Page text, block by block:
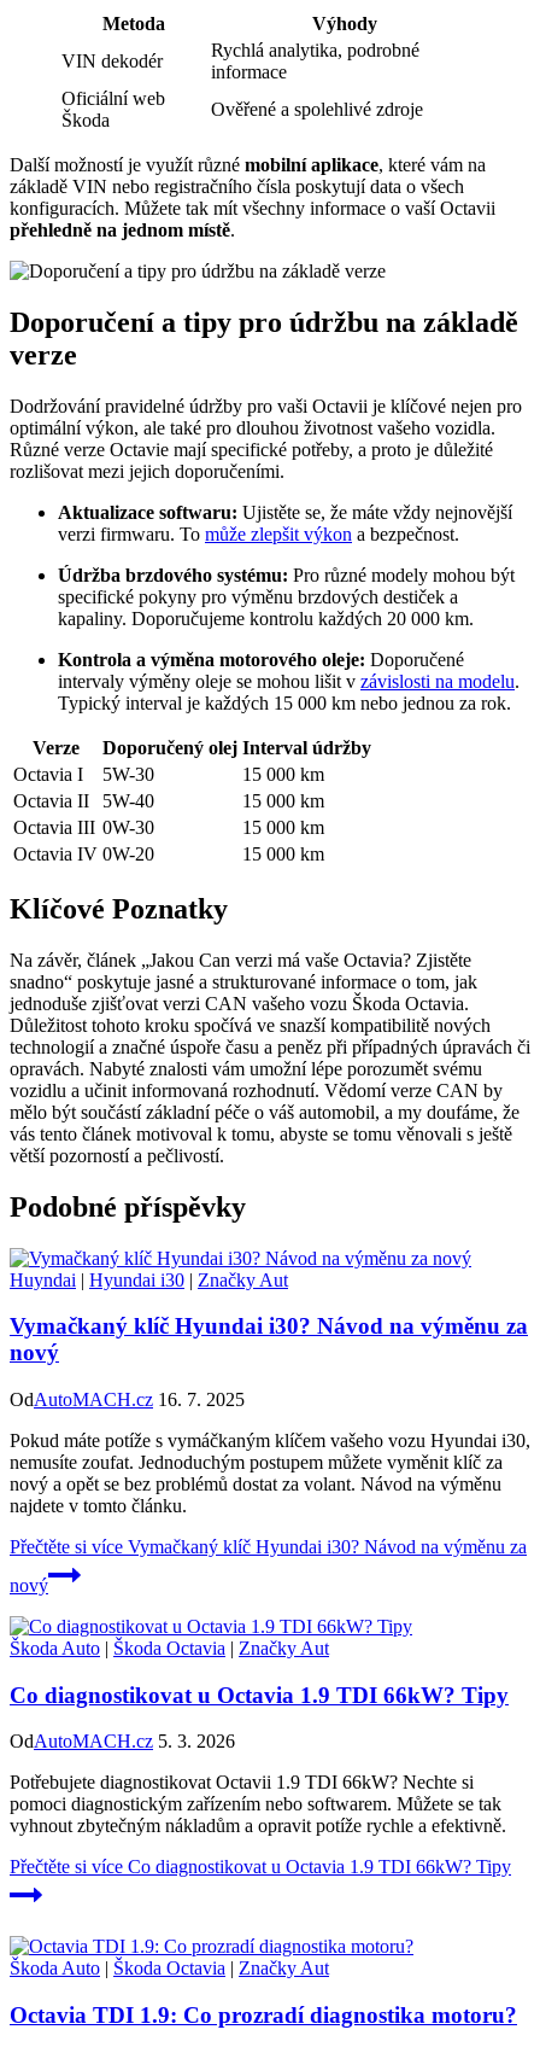
Metoda
Výhody
VIN dekodér
Rychlá analytika, podrobné
informace
Oficiální web
Škoda
Ověřené a spolehlivé zdroje
Další možností je využít různé mobilní aplikace, které vám na
základě VIN nebo registračního čísla poskytují data o všech
konfiguracích. Můžete tak mít všechny informace o vaší Octavii
přehledně na jednom místě.
Doporučení a tipy pro údržbu na základě
verze
Dodržování pravidelné údržby pro vaši Octavii je klíčové nejen pro
optimální výkon, ale také pro dlouhou životnost vašeho vozidla.
Různé verze Octavie mají specifické potřeby, a proto je důležité
rozlišovat mezi jejich doporučeními.
Aktualizace softwaru: Ujistěte se, že máte vždy nejnovější
verzi firmwaru. To může zlepšit výkon a bezpečnost.
Údržba brzdového systému: Pro různé modely mohou být
specifické pokyny pro výměnu brzdových destiček a
kapaliny. Doporučujeme kontrolu každých 20 000 km.
Kontrola a výměna motorového oleje: Doporučené
intervaly výměny oleje se mohou lišit v závislosti na modelu.
Typický interval je každých 15 000 km nebo jednou za rok.
Verze Doporučený olej Interval údržby
Octavia I
5W-30
15 000 km
Octavia II
5W-40
15 000 km
Octavia III 0W-30
15 000 km
Octavia IV 0W-20 15 000 km
Klíčové Poznatky
Na závěr, článek „Jakou Can verzi má vaše Octavia? Zjistěte
snadno“ poskytuje jasné a strukturované informace o tom, jak
jednoduše zjišťovat verzi CAN vašeho vozu Škoda Octavia.
Důležitost tohoto kroku spočívá ve snazší kompatibilitě nových
technologií a značné úspoře času a peněz při případných úpravách či
opravách. Nabyté znalosti vám umožní lépe porozumět svému
vozidlu a učinit informovaná rozhodnutí. Vědomí verze CAN by
mělo být součástí základní péče o váš automobil, a my doufáme, že
vás tento článek motivoval k tomu, abyste se tomu věnovali s ještě
větší pozorností a pečlivostí.
Podobné příspěvky
Huyndai | Hyundai i30 | Značky Aut
Vymačkaný klíč Hyundai i30? Návod na výměnu za
nový
OdAutoMACH.cz 16. 7. 2025
Pokud máte potíže s vymáčkaným klíčem vašeho vozu Hyundai i30,
nemusíte zoufat. Jednoduchým postupem můžete vyměnit klíč za
nový a opět se bez problémů dostat za volant. Návod na výměnu
najdete v tomto článku.
Přečtěte si více Vymačkaný klíč Hyundai i30? Návod na výměnu za
nový
Škoda Auto | Škoda Octavia | Značky Aut
Co diagnostikovat u Octavia 1.9 TDI 66kW? Tipy
OdAutoMACH.cz 5. 3. 2026
Potřebujete diagnostikovat Octavii 1.9 TDI 66kW? Nechte si
pomoci diagnostickým zařízením nebo softwarem. Můžete se tak
vyhnout zbytečným nákladům a opravit potíže rychle a efektivně.
Přečtěte si více Co diagnostikovat u Octavia 1.9 TDI 66kW? Tipy
Škoda Auto | Škoda Octavia | Značky Aut
Octavia TDI 1.9: Co prozradí diagnostika motoru?